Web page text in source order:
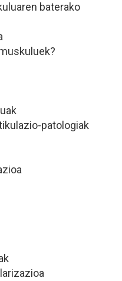
baterako
patologiak